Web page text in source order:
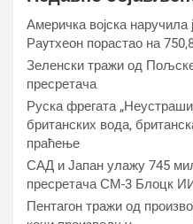
Америчка војска наручила
Раyтхеон порастао на
Зеленски тражи од
пресретача
Руска фрегата
британских вода,
праћење
САД и Јапан улажу 745
пресретача СМ-3 Блоцк
Пентагон тражи од